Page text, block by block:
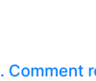
Comment